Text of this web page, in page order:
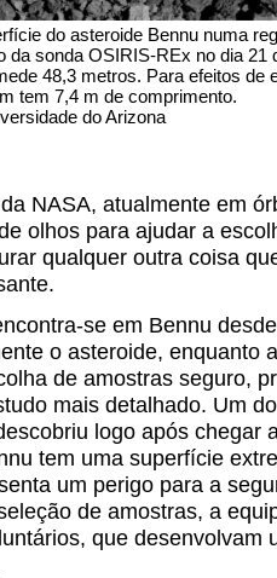
do asteroide Bennu numa
da sonda OSIRIS-REx no dia 21
48,3 metros. Para efeitos de
tem 7,4 m de comprimento.
do Arizona
NASA, atualmente em
olhos para ajudar a
qualquer outra coisa
se em Bennu
o asteroide, enquanto
de amostras seguro,
mais detalhado. Um
logo após chegar
tem uma superfície
um perigo para a
de amostras, a
que desenvolvam